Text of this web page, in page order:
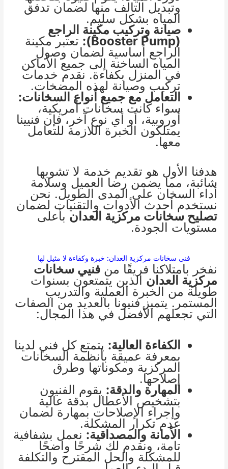
وتبديل التالف منها لضمان تدفق
المياه بشكل سليم.
صيانة وتركيب مكينة الراجع
(Booster Pump): تعتبر مكينة
الراجع أساسية لضمان وصول
المياه الساخنة إلى جميع الأماكن
في المنزل بكفاءة. نقدم خدمات
تركيب وصيانة لهذه المضخات.
التعامل مع جميع أنواع السخانات:
سواء كانت سخانات أمريكية،
أوروبية، أو أي نوع آخر، فإن فنيينا
يمتلكون الخبرة اللازمة للتعامل
معها.
هدفنا الأول هو تقديم خدمة لا تشوبها
شائبة، مما يضمن رضا العميل وسلامة
أداء السخان على المدى الطويل. نحن
نستخدم أحدث الأدوات والتقنيات لضمان
تصليح سخانات مركزية العدان بأعلى
مستويات الجودة.
فني سخانات مركزية العدان: خبرة وكفاءة لا مثيل لها
نفخر بامتلاكنا فريقًا منفنيي سخانات
مركزية العدان الذين يتمتعون بسنوات
طويلة من الخبرة العملية والتدريب
المستمر. يتميز فنيونا بالعديد من الصفات
التي تجعلهم الأفضل في هذا المجال:
الكفاءة العالية: يتمتع كل فني لدينا
بمعرفة عميقة بأنظمة السخانات
المركزية ومكوناتها وطرق
إصلاحها.
المهارة والدقة: يقوم الفنيون
بتشخيص الأعطال بدقة عالية
وإجراء الإصلاحات بمهارة لضمان
عدم تكرار المشكلة.
الأمانة والمصداقية: نعمل بشفافية
تامة، ونقدم لك شرحًا واضحًا
للمشكلة والحل المقترح والتكلفة